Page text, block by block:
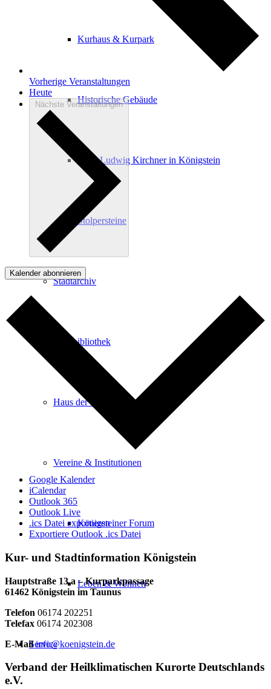
Kurhaus & Kurpark
Historische Gebäude
Ernst Ludwig Kirchner in Königstein
Stolpersteine
Stadtarchiv
Stadtbibliothek
Haus der Begegnung
Vereine & Institutionen
Königsteiner Forum
Leben & Wohnen
Service
Vorherige Veranstaltungen
Heute
Nächste Veranstaltungen
Kalender abonnieren
Google Kalender
iCalendar
Outlook 365
Outlook Live
.ics Datei exportieren
Exportiere Outlook .ics Datei
Kur- und Stadtinformation Königstein
Hauptstraße 13 a – Kurparkpassage
61462 Königstein im Taunus
Telefon 06174 202251
Telefax 06174 202308
E-Mail info@koenigstein.de
Verband der Heilklimatischen Kurorte Deutschlands
e.V.